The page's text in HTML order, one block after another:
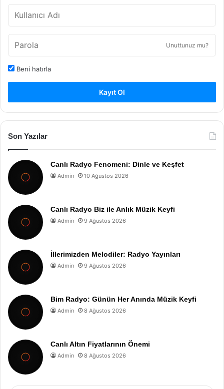
Unuttunuz mu?
Beni hatırla
Kayıt Ol
Son Yazılar
Canlı Radyo Fenomeni: Dinle ve Keşfet
Admin 10 Ağustos 2026
Canlı Radyo Biz ile Anlık Müzik Keyfi
Admin 9 Ağustos 2026
İllerimizden Melodiler: Radyo Yayınları
Admin 9 Ağustos 2026
Bim Radyo: Günün Her Anında Müzik Keyfi
Admin 8 Ağustos 2026
Canlı Altın Fiyatlarının Önemi
Admin 8 Ağustos 2026